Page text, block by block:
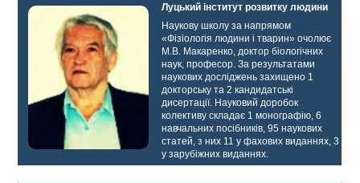
Луцький інститут розвитку людини
Наукову школу за напрямом
«Фізіологія людини і тварин» очолює
М.В. Макаренко, доктор біологічних
наук, професор. За результатами
наукових досліджень захищено 1
докторську та 2 кандидатські
дисертації. Науковий доробок
колективу складає 1 монографію, 6
навчальних посібників, 95 наукових
статей, з них 11 у фахових виданнях, 3
у зарубіжних виданнях.